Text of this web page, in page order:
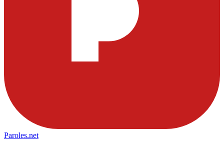
Paroles.net